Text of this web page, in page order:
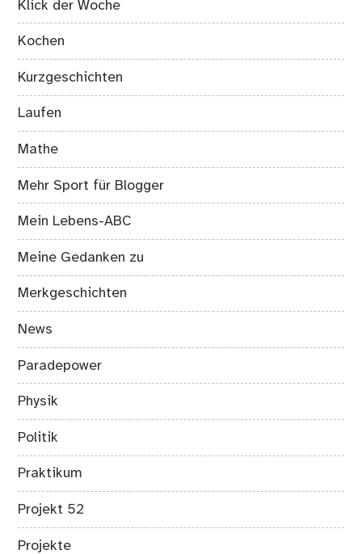
Klick der Woche
Kochen
Kurzgeschichten
Laufen
Mathe
Mehr Sport für Blogger
Mein Lebens-ABC
Meine Gedanken zu
Merkgeschichten
News
Paradepower
Physik
Politik
Praktikum
Projekt 52
Projekte